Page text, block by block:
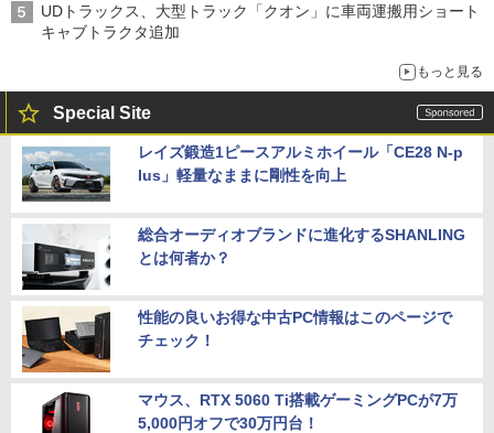
UDトラックス、大型トラック「クオン」に車両運搬用ショート
キャブトラクタ追加
もっと見る
Special Site
レイズ鍛造1ピースアルミホイール「CE28 N-p
lus」軽量なままに剛性を向上
総合オーディオブランドに進化するSHANLING
とは何者か？
性能の良いお得な中古PC情報はこのページで
チェック！
マウス、RTX 5060 Ti搭載ゲーミングPCが7万
5,000円オフで30万円台！